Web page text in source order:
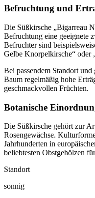
Befruchtung und
Die Süßkirsche „Bigarreau
Befruchtung eine geeignete
Befruchter sind
Gelbe Knorpelkirsche“ oder
Bei passendem Standort
Baum regelmäßig hohe
geschmackvollen Früchten.
Botanische
Die Süßkirsche gehört zur
Rosengewächse.
Jahrhunderten in
beliebtesten Obstgehölzen
Standort
sonnig